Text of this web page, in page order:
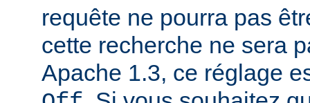
requête ne pourra pas
cette recherche ne sera
Apache 1.3, ce réglage